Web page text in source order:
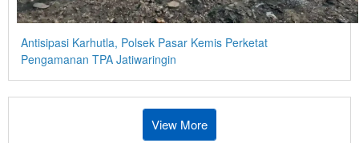
Antisipasi Karhutla, Polsek Pasar Kemis Perketat
Pengamanan TPA Jatiwaringin
View More